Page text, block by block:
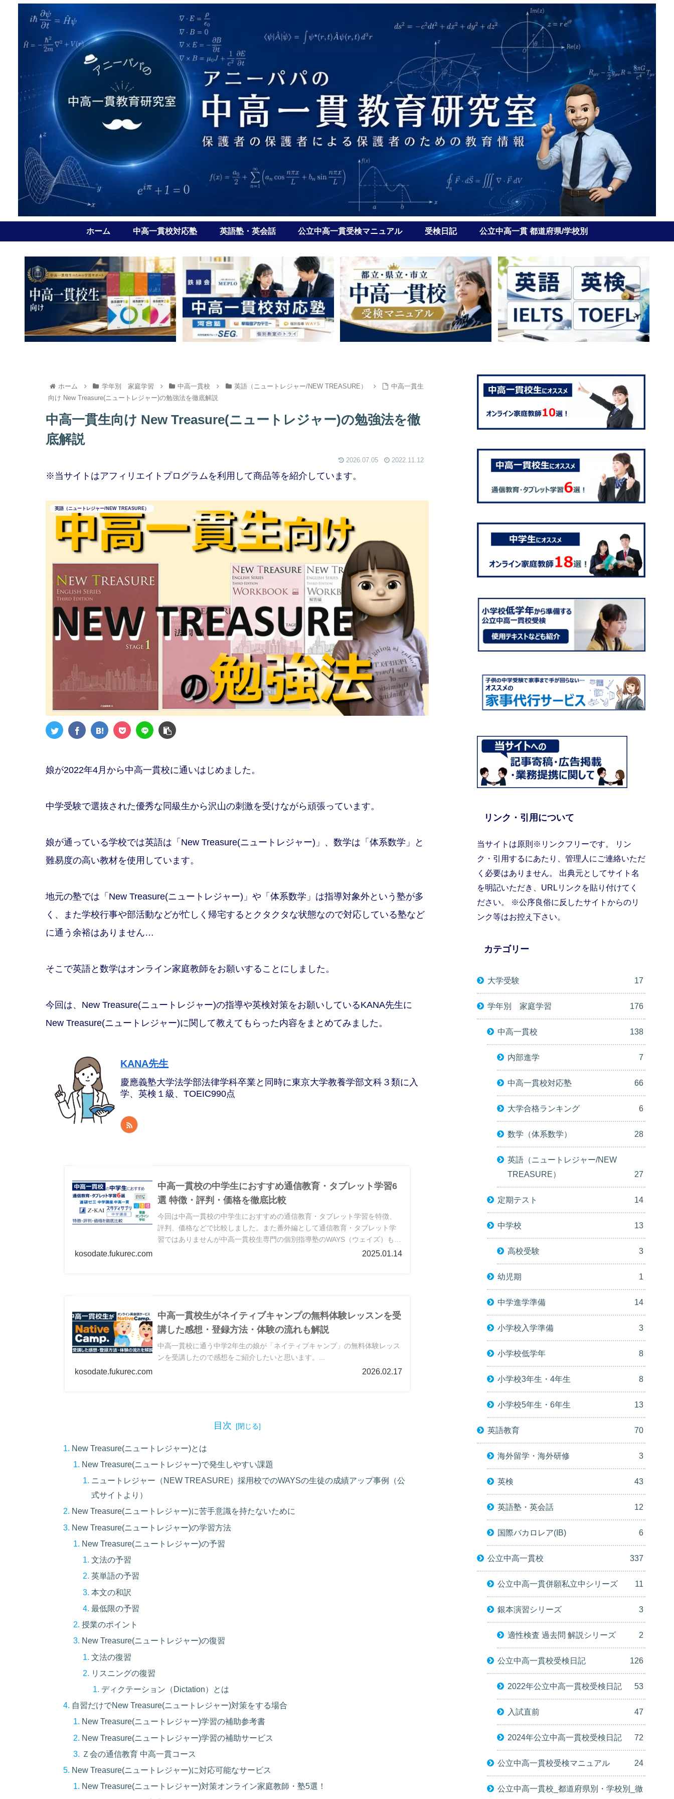
ホーム 中高一貫校対応塾 英語塾・英会話 公立中高一貫受検マニュアル 受検日記 公立中高一貫 都道府県/学校別
ホーム 学年別 家庭学習 中高一貫校 英語（ニュートレジャー/NEW TREASURE）
中高一貫生
向け New Treasure(ニュートレジャー)の勉強法を徹底解説
中高一貫生向け New Treasure(ニュートレジャー)の勉強法を徹
底解説
2026.07.05 2022.11.12
※当サイトはアフィリエイトプログラムを利用して商品等を紹介しています。
英語（ニュートレジャー/NEW TREASURE）
娘が2022年4月から中高一貫校に通いはじめました。
中学受験で選抜された優秀な同級生から沢山の刺激を受けながら頑張っています。
娘が通っている学校では英語は「New Treasure(ニュートレジャー)」、数学は「体系数学」と
難易度の高い教材を使用しています。
地元の塾では「New Treasure(ニュートレジャー)」や「体系数学」は指導対象外という塾が多
く、また学校行事や部活動などが忙しく帰宅するとクタクタな状態なので対応している塾など
に通う余裕はありません…
そこで英語と数学はオンライン家庭教師をお願いすることにしました。
今回は、New Treasure(ニュートレジャー)の指導や英検対策をお願いしているKANA先生に
New Treasure(ニュートレジャー)に関して教えてもらった内容をまとめてみました。
KANA先生
慶應義塾大学法学部法律学科卒業と同時に東京大学教養学部文科３類に入
学、英検１級、TOEIC990点
中高一貫校の中学生におすすめ通信教育・タブレット学習6
選 特徴・評判・価格を徹底比較
今回は中高一貫校の中学生におすすめの通信教育・タブレット学習を特徴、
評判、価格などで比較しました。また番外編として通信教育・タブレット学
習ではありませんが中高一貫校生専門の個別指導塾のWAYS（ウェイズ）もご
kosodate.fukurec.com 2025.01.14
中高一貫校生がネイティブキャンプの無料体験レッスンを受
講した感想・登録方法・体験の流れも解説
中高一貫校に通う中学2年生の娘が「ネイティブキャンプ」の無料体験レッス
ンを受講したので感想をご紹介したいと思います。...
kosodate.fukurec.com 2026.02.17
目次
New Treasure(ニュートレジャー)とは
New Treasure(ニュートレジャー)で発生しやすい課題
ニュートレジャー（NEW TREASURE）採用校でのWAYSの生徒の成績アップ事例（公
式サイトより）
New Treasure(ニュートレジャー)に苦手意識を持たないために
New Treasure(ニュートレジャー)の学習方法
New Treasure(ニュートレジャー)の予習
文法の予習
英単語の予習
本文の和訳
最低限の予習
授業のポイント
New Treasure(ニュートレジャー)の復習
文法の復習
リスニングの復習
ディクテーション（Dictation）とは
自習だけでNew Treasure(ニュートレジャー)対策をする場合
New Treasure(ニュートレジャー)学習の補助参考書
New Treasure(ニュートレジャー)学習の補助サービス
Ｚ会の通信教育 中高一貫コース
New Treasure(ニュートレジャー)に対応可能なサービス
New Treasure(ニュートレジャー)対策オンライン家庭教師・塾5選！
リンク・引用について
当サイトは原則※リンクフリーです。 リン
ク・引用するにあたり、管理人にご連絡いただ
く必要はありません。 出典元としてサイト名
を明記いただき、URLリンクを貼り付けてく
ださい。 ※公序良俗に反したサイトからのリ
ンク等はお控え下さい。
カテゴリー
大学受験 17
学年別 家庭学習 176
中高一貫校 138
内部進学 7
中高一貫校対応塾 66
大学合格ランキング 6
数学（体系数学） 28
英語（ニュートレジャー/NEW
TREASURE）
27
定期テスト 14
中学校 13
高校受験 3
幼児期 1
中学進学準備 14
小学校入学準備 3
小学校低学年 8
小学校3年生・4年生 8
小学校5年生・6年生 13
英語教育 70
海外留学・海外研修 3
英検 43
英語塾・英会話 12
国際バカロレア(IB) 6
公立中高一貫校 337
公立中高一貫併願私立中シリーズ 11
銀本演習シリーズ 3
適性検査 過去問 解説シリーズ 2
公立中高一貫校受検日記 126
2022年公立中高一貫校受検日記 53
入試直前 47
2024年公立中高一貫校受検日記 72
公立中高一貫校受検マニュアル 24
公立中高一貫校_都道府県別・学校別_徹